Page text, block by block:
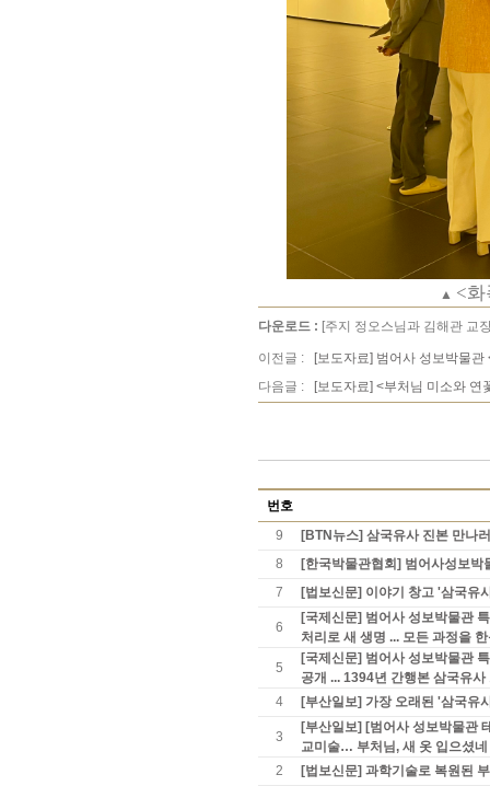
▲ <
다운로드 : [주지 정오스님과 김해관 교
이전글 :
[보도자료] 범어사 성보박물
다음글 :
[보도자료] <부처님 미소와 연
번호
9
[BTN뉴스] 삼국유사 진본 만나
8
[한국박물관협회] 범어사성보
7
[법보신문] 이야기 창고 '삼국유
6
[국제신문] 범어사 성보박물관
처리로 새 생명 ... 모든 과정을
5
[국제신문] 범어사 성보박물관
공개 ... 1394년 간행본 삼국유사
4
[부산일보] 가장 오래된 '삼국유
3
[부산일보] [범어사 성보박물관
교미술… 부처님, 새 옷 입으셨네
2
[법보신문] 과학기술로 복원된